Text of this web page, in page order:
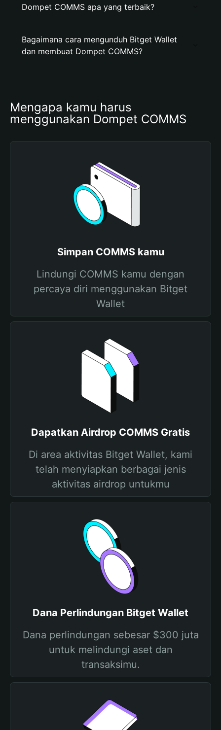
Dompet COMMS apa yang terbaik?
Bagaimana cara mengunduh Bitget Wallet
dan membuat Dompet COMMS?
Mengapa kamu harus
menggunakan Dompet COMMS
Simpan COMMS kamu
Lindungi COMMS kamu dengan
percaya diri menggunakan Bitget
Wallet
Dapatkan Airdrop COMMS Gratis
Di area aktivitas Bitget Wallet, kami
telah menyiapkan berbagai jenis
aktivitas airdrop untukmu
Dana Perlindungan Bitget Wallet
Dana perlindungan sebesar $300 juta
untuk melindungi aset dan
transaksimu.